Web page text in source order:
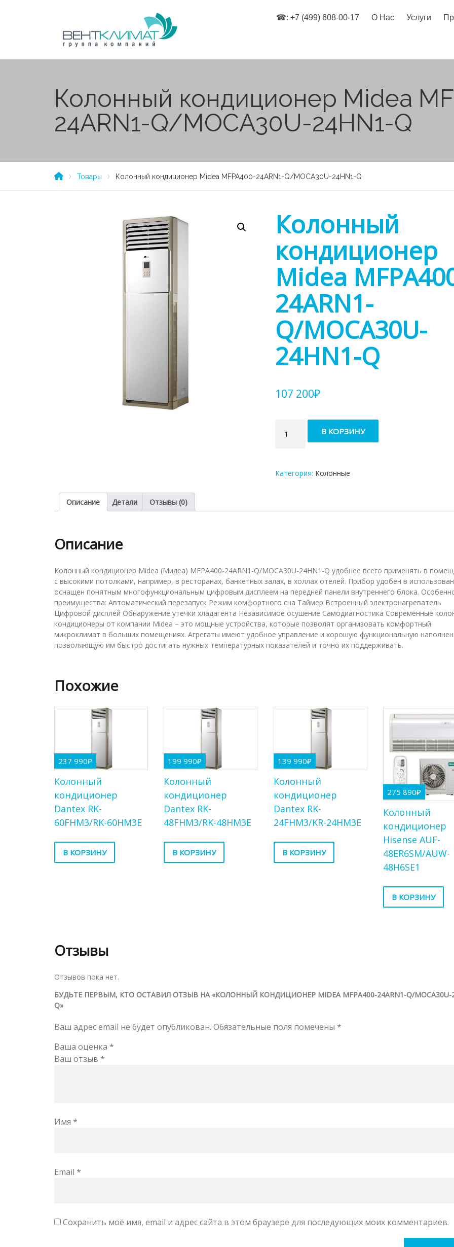
☎: +7 (499) 608-00-17 О Нас Услуги
Колонный кондиционер Midea
24ARN1-Q/MOCA30U-24HN1-Q
Товары Колонный кондиционер Midea MFPA400-24ARN1-Q/MOCA30U-24HN1-Q
Колонный
кондиционер
Midea
24ARN1-
Q/MOCA30U-
24HN1-Q
107 200₽
товара
Колонный
MFPA400-
24HN1-
В КОРЗИНУ
Категория: Колонные
Описание Детали Отзывы (0)
Описание
Колонный кондиционер Midea (Мидеа) MFPA400-24ARN1-Q/MOCA30U-24HN1-Q удобнее всего применять в
с высокими потолками, например, в ресторанах, банкетных залах, в холлах отелей. Прибор удобен в
оснащен понятным многофункциональным цифровым дисплеем на передней панели внутреннего блока.
преимущества: Автоматический перезапуск Режим комфортного сна Таймер Встроенный электронагреватель
Цифровой дисплей Обнаружение утечки хладагента Независимое осушение Самодиагностика Современные
кондиционеры от компании Midea – это мощные устройства, которые позволят организовать комфортный
микроклимат в больших помещениях. Агрегаты имеют удобное управление и хорошую функциональную
позволяющую им быстро достигать нужных температурных показателей и точно их поддерживать.
Похожие
237 990₽
Колонный
кондиционер
Dantex RK-
60FHM3/RK-60HM3E
В КОРЗИНУ
199 990₽
Колонный
кондиционер
Dantex RK-
48FHM3/RK-48HM3E
В КОРЗИНУ
139 990₽
Колонный
кондиционер
Dantex RK-
24FHM3/KR-24HM3E
В КОРЗИНУ
275 890₽
Колонный
кондиционер
Hisense AUF-
48ER6SM/AUW-
48H6SE1
В КОРЗИНУ
Отзывы
Отзывов пока нет.
БУДЬТЕ ПЕРВЫМ, КТО ОСТАВИЛ ОТЗЫВ НА «КОЛОННЫЙ КОНДИЦИОНЕР MIDEA MFPA400-24ARN1-Q/MOCA30U-
Q»
Ваш адрес email не будет опубликован. Обязательные поля помечены *
Ваша оценка *
Ваш отзыв *
Имя *
Email *
Сохранить моё имя, email и адрес сайта в этом браузере для последующих моих комментариев.